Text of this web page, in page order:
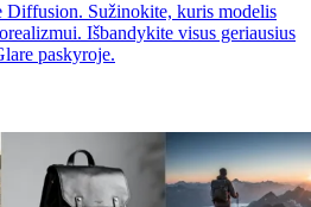
Diffusion. Sužinokite, kuris modelis
Išbandykite visus geriausius
paskyroje.